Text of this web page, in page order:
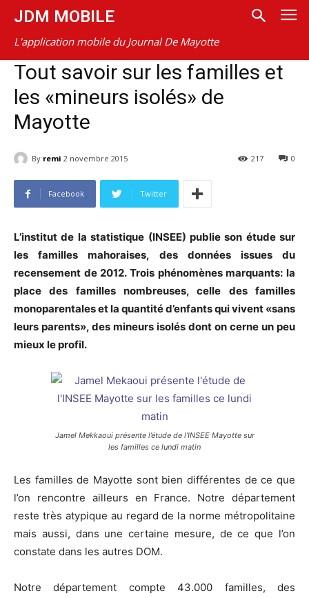
JDM MOBILE
L'application mobile du Journal De Mayotte
Tout savoir sur les familles et
les «mineurs isolés» de
Mayotte
By remi 2 novembre 2015 0
217
Facebook Twitter
L’institut de la statistique (INSEE) publie son étude sur
les familles mahoraises, des données issues du
recensement de 2012. Trois phénomènes marquants: la
place des familles nombreuses, celle des familles
monoparentales et la quantité d’enfants qui vivent «sans
leurs parents», des mineurs isolés dont on cerne un peu
mieux le profil.
Jamel Mekkaoui présente l’étude de l’INSEE Mayotte sur
les familles ce lundi matin
Les familles de Mayotte sont bien différentes de ce que
l’on rencontre ailleurs en France. Notre département
reste très atypique au regard de la norme métropolitaine
mais aussi, dans une certaine mesure, de ce que l’on
constate dans les autres DOM.
Notre département compte 43.000 familles, des